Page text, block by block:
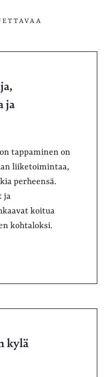
ja
tappaminen on
liiketoimintaa,
perheensä.
ja
koitua
kohtaloksi.
kylä